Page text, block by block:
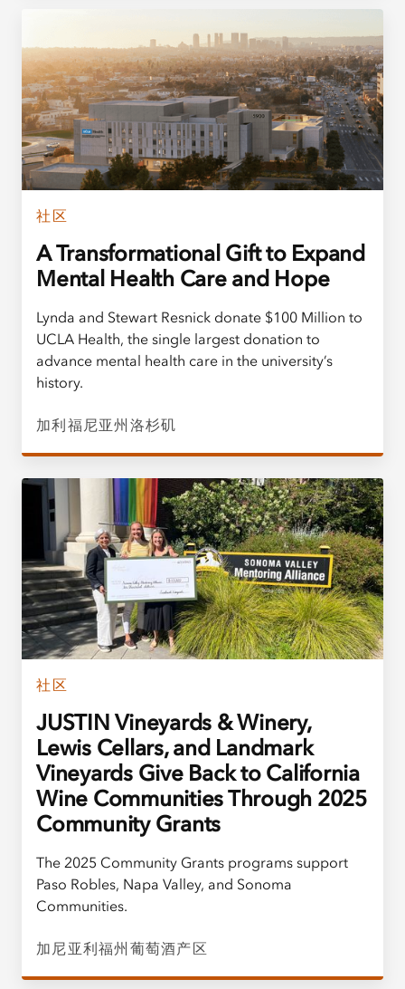
社区
A Transformational Gift to Expand
Mental Health Care and Hope
Lynda and Stewart Resnick donate $100 Million to
UCLA Health, the single largest donation to
advance mental health care in the university’s
history.
加利福尼亚州洛杉矶
社区
JUSTIN Vineyards & Winery,
Lewis Cellars, and Landmark
Vineyards Give Back to California
Wine Communities Through 2025
Community Grants
The 2025 Community Grants programs support
Paso Robles, Napa Valley, and Sonoma
Communities.
加尼亚利福州葡萄酒产区